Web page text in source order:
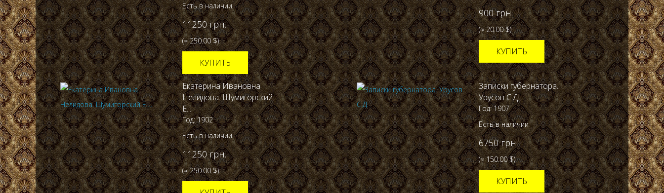
Есть в наличии
11250 грн.
(≈ 250.00 $)
КУПИТЬ
900 грн.
(≈ 20.00 $)
КУПИТЬ
Екатерина Ивановна
Нелидова. Шумигорский
Е....
Год: 1902
Есть в наличии
11250 грн.
(≈ 250.00 $)
Записки губернатора.
Урусов С.Д.
Год: 1907
Есть в наличии
6750 грн.
(≈ 150.00 $)
КУПИТЬ